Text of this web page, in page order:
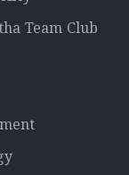
Team Club